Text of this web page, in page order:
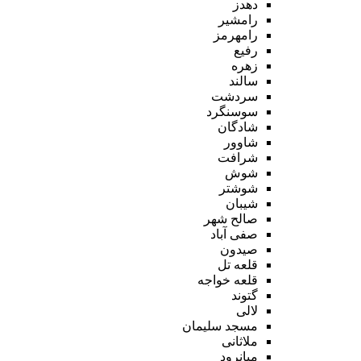
دهدز
رامشیر
رامهرمز
رفیع
زهره
سالند
سردشت
سوسنگرد
شادگان
شاوور
شرافت
شوش
شوشتر
شیبان
صالح شهر
صفی آباد
صیدون
قلعه تل
قلعه خواجه
گتوند
لالی
مسجد سلیمان
ملاثانی
میانرود